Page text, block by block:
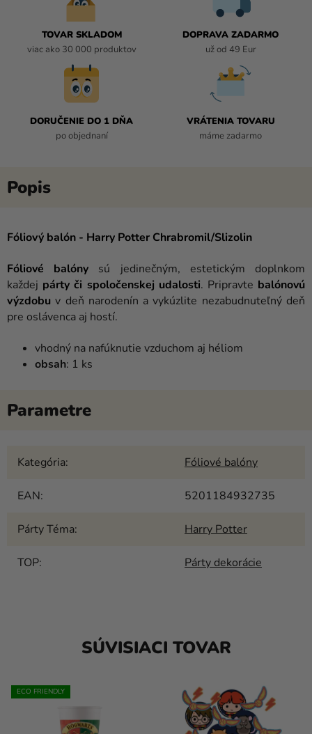
TOVAR SKLADOM
viac ako 30 000 produktov
DOPRAVA ZADARMO
už od 49 Eur
DORUČENIE DO 1 DŇA
po objednaní
VRÁTENIA TOVARU
máme zadarmo
Fóliový balón - Harry Potter Chrabromil/Slizolin
Fóliové balóny sú jedinečným, estetickým doplnkom
každej párty či spoločenskej udalosti. Pripravte balónovú
výzdobu v deň narodenín a vykúzlite nezabudnuteľný deň
pre oslávenca aj hostí.
vhodný na nafúknutie vzduchom aj héliom
obsah: 1 ks
Kategória: Fóliové balóny
EAN: 5201184932735
Párty Téma: Harry Potter
TOP: Párty dekorácie
SÚVISIACI TOVAR
ECO FRIENDLY